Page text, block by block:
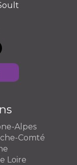
Alpes
Comté
Loire